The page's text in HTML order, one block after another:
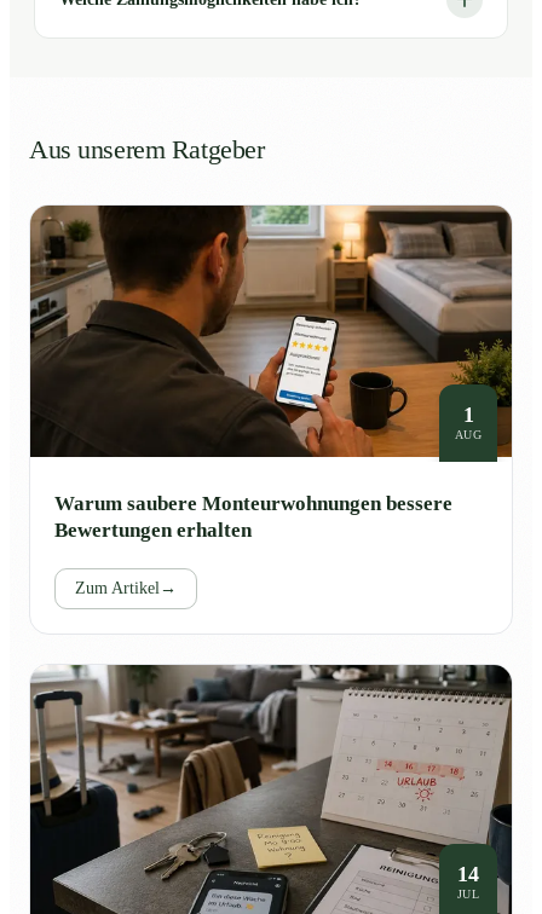
Aus unserem Ratgeber
1
AUG
Warum saubere Monteurwohnungen bessere
Bewertungen erhalten
Zum Artikel →
14
JUL